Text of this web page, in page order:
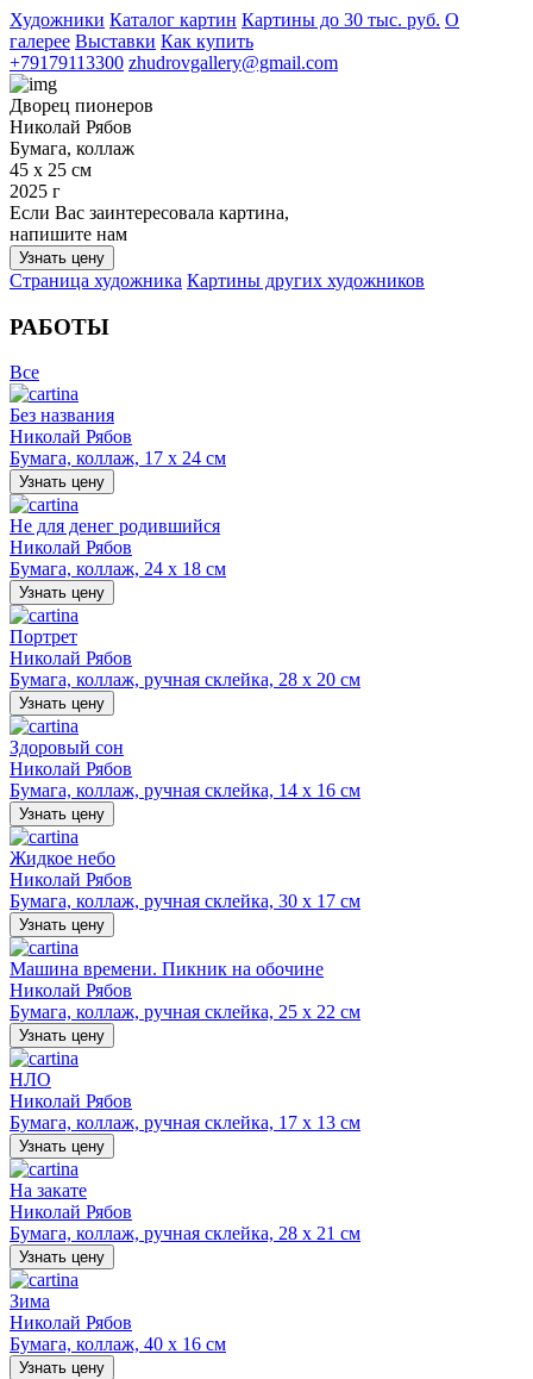
Художники Каталог картин Картины до 30 тыс. руб. О
галерее Выставки Как купить
+79179113300 zhudrovgallery@gmail.com
Дворец пионеров
Николай Рябов
Бумага, коллаж
45 х 25 см
2025 г
Если Вас заинтересовала картина,
напишите нам
Узнать цену
Страница художника Картины других художников
РАБОТЫ
Все
Без названия
Николай Рябов
Бумага, коллаж, 17 х 24 см
Узнать цену
Не для денег родившийся
Николай Рябов
Бумага, коллаж, 24 х 18 см
Узнать цену
Портрет
Николай Рябов
Бумага, коллаж, ручная склейка, 28 х 20 см
Узнать цену
Здоровый сон
Николай Рябов
Бумага, коллаж, ручная склейка, 14 х 16 см
Узнать цену
Жидкое небо
Николай Рябов
Бумага, коллаж, ручная склейка, 30 х 17 см
Узнать цену
Машина времени. Пикник на обочине
Николай Рябов
Бумага, коллаж, ручная склейка, 25 х 22 см
Узнать цену
НЛО
Николай Рябов
Бумага, коллаж, ручная склейка, 17 х 13 см
Узнать цену
На закате
Николай Рябов
Бумага, коллаж, ручная склейка, 28 х 21 см
Узнать цену
Зима
Николай Рябов
Бумага, коллаж, 40 х 16 см
Узнать цену